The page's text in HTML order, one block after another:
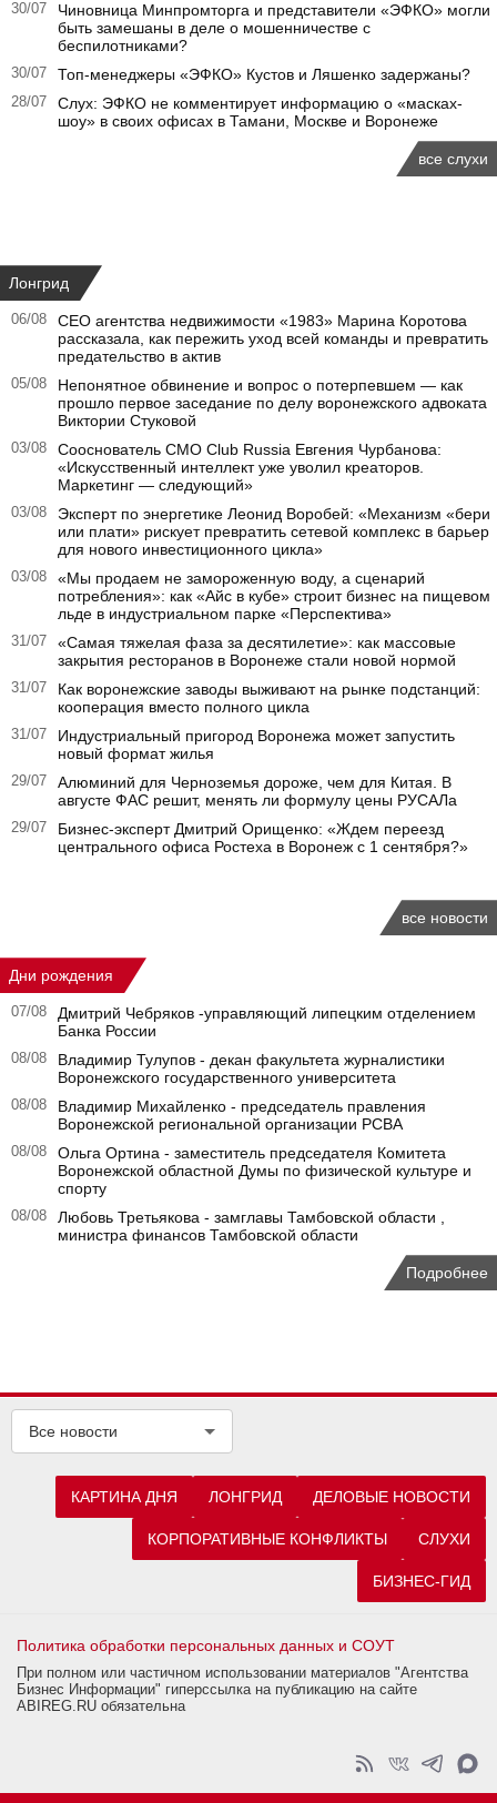
30/07
Чиновница Минпромторга и представители «ЭФКО» могли
быть замешаны в деле о мошенничестве с
беспилотниками?
30/07 Топ-менеджеры «ЭФКО» Кустов и Ляшенко задержаны?
28/07
Слух: ЭФКО не комментирует информацию о «масках-
шоу» в своих офисах в Тамани, Москве и Воронеже
все слухи
Лонгрид
06/08
CEO агентства недвижимости «1983» Марина Коротова
рассказала, как пережить уход всей команды и превратить
предательство в актив
05/08
Непонятное обвинение и вопрос о потерпевшем — как
прошло первое заседание по делу воронежского адвоката
Виктории Стуковой
03/08
Сооснователь CMO Club Russia Евгения Чурбанова:
«Искусственный интеллект уже уволил креаторов.
Маркетинг — следующий»
03/08
Эксперт по энергетике Леонид Воробей: «Механизм «бери
или плати» рискует превратить сетевой комплекс в барьер
для нового инвестиционного цикла»
03/08
«Мы продаем не замороженную воду, а сценарий
потребления»: как «Айс в кубе» строит бизнес на пищевом
льде в индустриальном парке «Перспектива»
31/07
«Самая тяжелая фаза за десятилетие»: как массовые
закрытия ресторанов в Воронеже стали новой нормой
31/07
Как воронежские заводы выживают на рынке подстанций:
кооперация вместо полного цикла
31/07
Индустриальный пригород Воронежа может запустить
новый формат жилья
29/07
Алюминий для Черноземья дороже, чем для Китая. В
августе ФАС решит, менять ли формулу цены РУСАЛа
29/07
Бизнес-эксперт Дмитрий Орищенко: «Ждем переезд
центрального офиса Ростеха в Воронеж с 1 сентября?»
все новости
Дни рождения
07/08
Дмитрий Чебряков -управляющий липецким отделением
Банка России
08/08
Владимир Тулупов - декан факультета журналистики
Воронежского государственного университета
08/08
Владимир Михайленко - председатель правления
Воронежской региональной организации РСВА
08/08
Ольга Ортина - заместитель председателя Комитета
Воронежской областной Думы по физической культуре и
спорту
08/08
Любовь Третьякова - замглавы Тамбовской области ,
министра финансов Тамбовской области
Подробнее
Все новости
КАРТИНА ДНЯ ЛОНГРИД ДЕЛОВЫЕ НОВОСТИ
КОРПОРАТИВНЫЕ КОНФЛИКТЫ СЛУХИ
БИЗНЕС-ГИД
Политика обработки персональных данных и СОУТ
При полном или частичном использовании материалов "Агентства
Бизнес Информации" гиперссылка на публикацию на сайте
ABIREG.RU обязательна